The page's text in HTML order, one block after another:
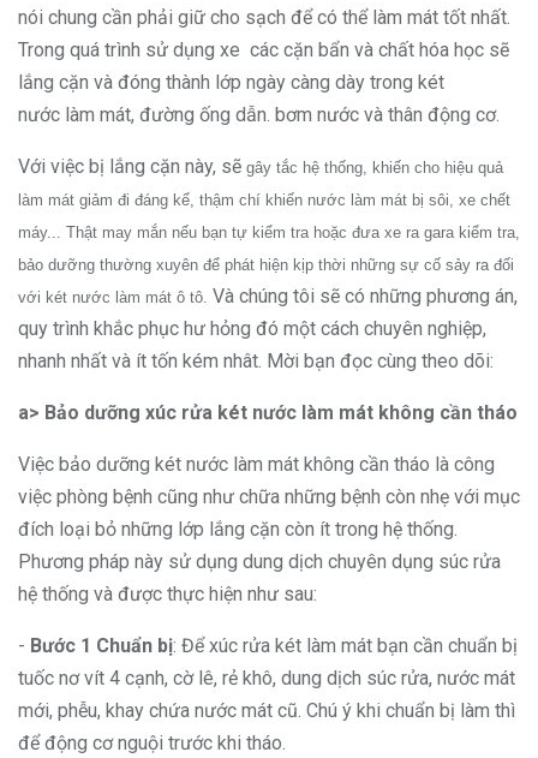
nói chung cần phải giữ cho sạch để có thể làm mát tốt nhất.
Trong quá trình sử dụng xe các cặn bẩn và chất hóa học sẽ
lắng cặn và đóng thành lớp ngày càng dày trong két
nước làm mát, đường ống dẫn. bơm nước và thân động cơ.
Với việc bị lắng cặn này, sẽ gây tắc hệ thống, khiến cho hiệu quả
làm mát giảm đi đáng kể, thậm chí khiến nước làm mát bị sôi, xe chết
máy... Thật may mắn nếu bạn tự kiểm tra hoặc đưa xe ra gara kiểm tra,
bảo dưỡng thường xuyên để phát hiện kịp thời những sự cố sảy ra đối
với két nước làm mát ô tô. Và chúng tôi sẽ có những phương án,
quy trình khắc phục hư hỏng đó một cách chuyên nghiệp,
nhanh nhất và ít tốn kém nhât. Mời bạn đọc cùng theo dõi:
a> Bảo dưỡng xúc rửa két nước làm mát không cần tháo
Việc bảo dưỡng két nước làm mát không cần tháo là công
việc phòng bệnh cũng như chữa những bệnh còn nhẹ với mục
đích loại bỏ những lớp lắng cặn còn ít trong hệ thống.
Phương pháp này sử dụng dung dịch chuyên dụng súc rửa
hệ thống và được thực hiện như sau:
- Bước 1 Chuẩn bị: Để xúc rửa két làm mát bạn cần chuẩn bị
tuốc nơ vít 4 cạnh, cờ lê, rẻ khô, dung dịch súc rửa, nước mát
mới, phễu, khay chứa nước mát cũ. Chú ý khi chuẩn bị làm thì
để động cơ nguội trước khi tháo.